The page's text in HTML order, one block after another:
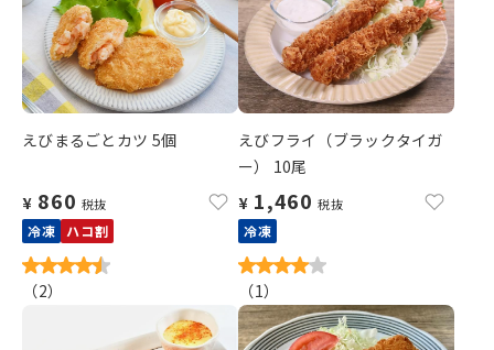
えびまるごとカツ 5個
¥ 860 税抜
冷凍 ハコ割
（2）
えびフライ（ブラックタイガ
ー） 10尾
¥ 1,460 税抜
冷凍
（1）